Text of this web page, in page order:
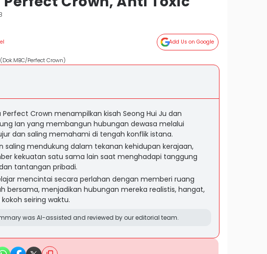
Add Us on Google
Perfect Crown)
Perfect Crown menampilkan kisah Seong Hui Ju dan
Ian yang membangun hubungan dewasa melalui
dan saling memahami di tengah konflik istana.
saling mendukung dalam tekanan kehidupan kerajaan,
kekuatan satu sama lain saat menghadapi tanggung
tantangan pribadi.
mencintai secara perlahan dengan memberi ruang
bersama, menjadikan hubungan mereka realistis, hangat,
seiring waktu.
was AI-assisted and reviewed by our editorial team.